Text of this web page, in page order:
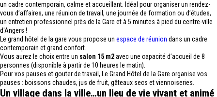
un cadre contemporain, calme et accueillant. Idéal pour organiser un rendez-
vous d’affaires, une réunion de travail, une journée de formation ou d’études,
un entretien professionnel près de la Gare et à 5 minutes à pied du centre-ville
d'Angers !
Le grand hôtel de la gare vous propose un espace de réunion dans un cadre
contemporain et grand confort.
Vous aurez le choix entre un salon 15 m2avec une capacité d’accueil de 8
personnes (disponible à partir de 10 heures le matin).
Pour vos pauses et gouter de travail, Le Grand Hôtel de la Gare organise vos
pauses : boissons chaudes, jus de fruit, gâteaux secs et viennoiseries.
Un village dans la ville…un lieu de vie vivant et animé